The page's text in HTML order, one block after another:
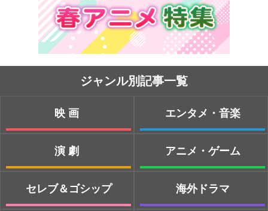
ジャンル別記事一覧
映画
演劇
セレブ＆ゴシップ
エンタメ・音楽
アニメ・ゲーム
海外ドラマ